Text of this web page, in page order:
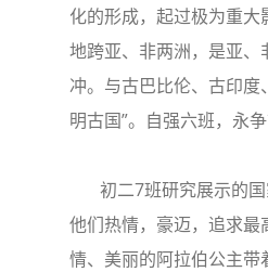
化的形成，起过极为重大
地跨亚、非两洲，是亚、
冲。与古巴比伦、古印度
明古国”。自强六班，永争
初二7班研究展示的国
他们热情，豪迈，追求最
情、美丽的阿拉伯公主带